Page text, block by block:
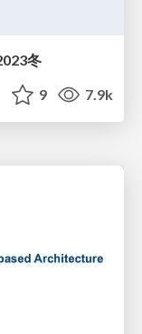
冬
9 7.9k